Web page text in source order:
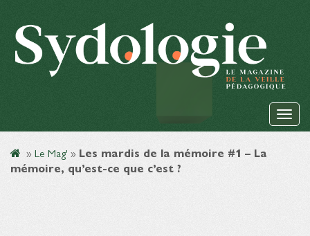
» Le Mag' » Les mardis de la mémoire #1 – La
mémoire, qu’est-ce que c’est ?